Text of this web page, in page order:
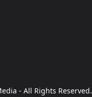
- All Rights Reserved.